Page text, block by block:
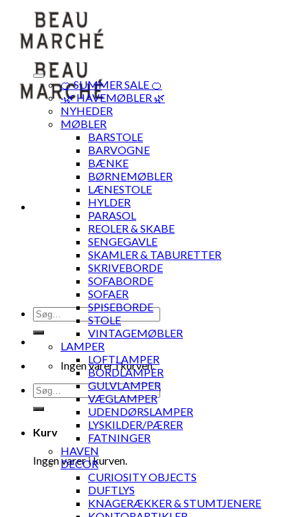
content
Søg
efter:
Ingen varer i kurven.
Søg
efter:
Kurv
Ingen varer i kurven.
🍊 SUMMER SALE 🍊
·🌿 HAVEMØBLER 🌿
NYHEDER
MØBLER
BARSTOLE
BARVOGNE
BÆNKE
BØRNEMØBLER
LÆNESTOLE
HYLDER
PARASOL
REOLER & SKABE
SENGEGAVLE
SKAMLER & TABURETTER
SKRIVEBORDE
SOFABORDE
SOFAER
SPISEBORDE
STOLE
VINTAGEMØBLER
LAMPER
LOFTLAMPER
BORDLAMPER
GULVLAMPER
VÆGLAMPER
UDENDØRSLAMPER
LYSKILDER/PÆRER
FATNINGER
HAVEN
DECOR
CURIOSITY OBJECTS
DUFTLYS
KNAGERÆKKER & STUMTJENERE